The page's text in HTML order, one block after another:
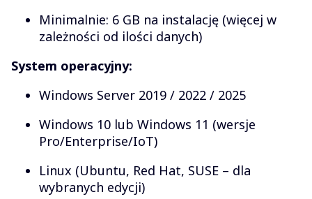
Minimalnie: 6 GB na instalację (więcej w
zależności od ilości danych)
System operacyjny:
Windows Server 2019 / 2022 / 2025
Windows 10 lub Windows 11 (wersje
Pro/Enterprise/IoT)
Linux (Ubuntu, Red Hat, SUSE – dla
wybranych edycji)